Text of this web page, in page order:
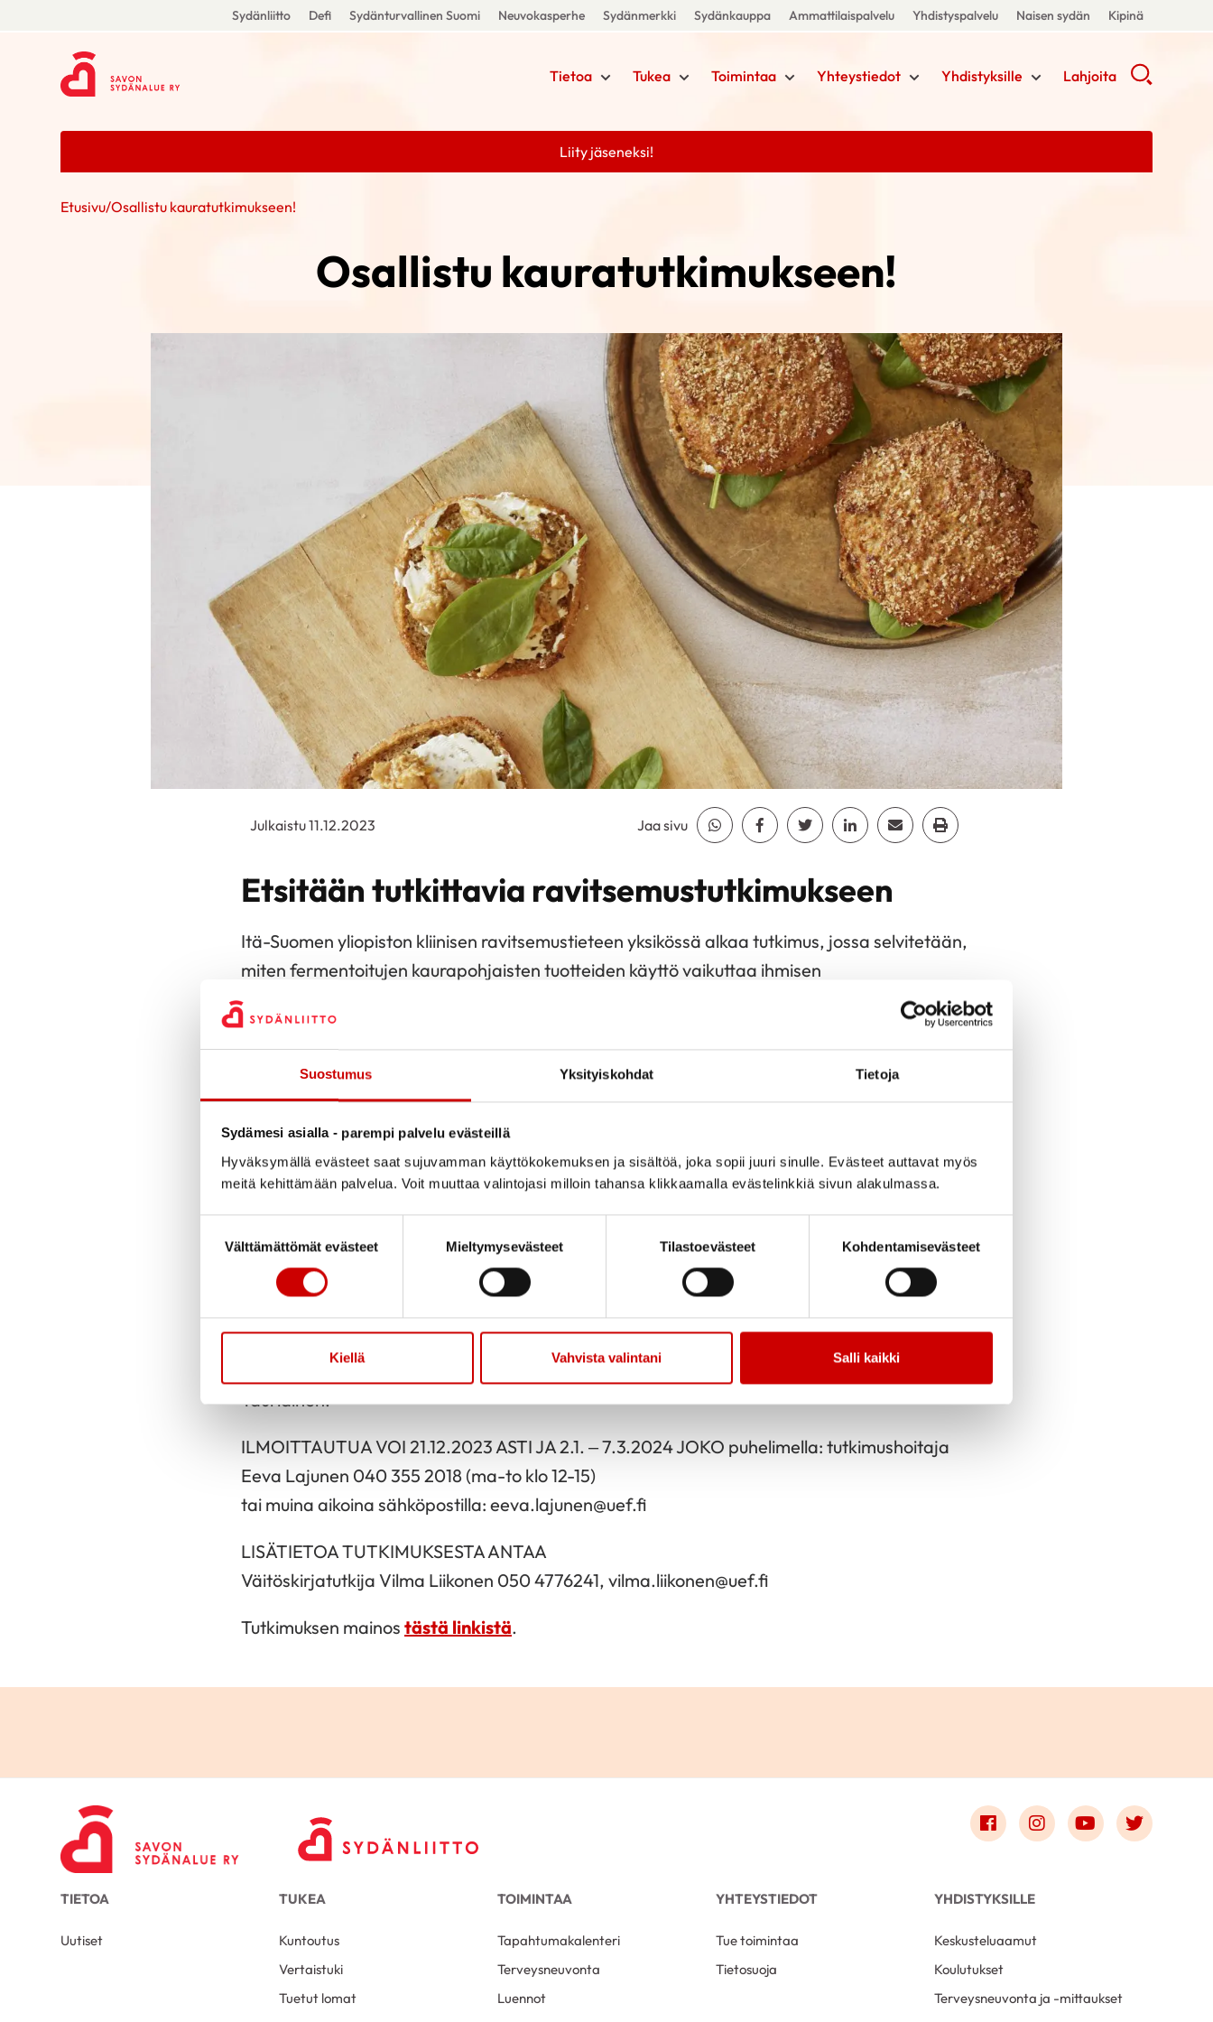
Suostumus Yksityiskohdat Tietoja
Sydämesi asialla - parempi palvelu evästeillä
Hyväksymällä evästeet saat sujuvamman käyttökokemuksen ja sisältöä, joka sopii juuri sinulle. Evästeet auttavat myös
meitä kehittämään palvelua. Voit muuttaa valintojasi milloin tahansa klikkaamalla evästelinkkiä sivun alakulmassa.
Välttämättömät evästeet
Mieltymysevästeet Tilastoevästeet Kohdentamisevästeet
Kiellä Vahvista valintani Salli kaikki
Sydänliitto Defi Sydänturvallinen Suomi Neuvokasperhe Sydänmerkki Sydänkauppa Ammattilaispalvelu Yhdistyspalvelu Naisen sydän Kipinä
Tietoa Tukea Toimintaa Yhteystiedot Yhdistyksille Lahjoita
Liity jäseneksi!
Etusivu/Osallistu kauratutkimukseen!
Osallistu kauratutkimukseen!
Julkaistu 11.12.2023 Jaa sivu Jaa Whatsapp
Jaa Facebook
Jaa TwitterJaa LinkedinJaa EmailJaa Print
Etsitään tutkittavia ravitsemustutkimukseen
Itä-Suomen yliopiston kliinisen ravitsemustieteen yksikössä alkaa tutkimus, jossa selvitetään,
miten fermentoitujen kaurapohjaisten tuotteiden käyttö vaikuttaa ihmisen
kokonaisvaltaiseen terveyteen ja suolistomikrobistoon.
Tutkimukseen sisältyy seulontamittaukset ja alkuhaastattelu (n. 30 min) ja neljä
tutkimuskäyntiä keväällä 2024 Kuopion kampuksella (Canthia-rakennus, Yliopistonrinne 3).
Tutkimuskäynnit ovat arkiaamuisin ja kestävät n. 1–1,5 tuntia. Niiden aikana otetaan
verinäytteitä ja täytetään kyselyitä. Tutkimuskäyntien välissä on kolme viikkoa, jolloin
syödään tutkimusruokavalion mukaisesti tai tavanomaista ruokavaliota. Tutkimuksen
lopussa annetaan palautetta tavanomaisesta ruokavaliostanne sekä
laboratoriomääritysten tulokset.
Etsimme tähän tutkimukseen 30–65-vuotiaita henkilöitä, jotka voivat sitoutua
tutkimusruokavalioihin kahden kolme viikkoa kestävän jakson ajaksi ja joilla on ylipainoa sekä
joko korkea kolesteroli, korkea verensokeri ja/tai korkea verenpaine.
Tutkimusta johtaa professori Marjukka Kolehmainen ja vastaavana lääkärinä toimii Milla
Tauriainen.
ILMOITTAUTUA VOI 21.12.2023 ASTI JA 2.1. – 7.3.2024 JOKO puhelimella: tutkimushoitaja
Eeva Lajunen 040 355 2018 (ma-to klo 12-15)
tai muina aikoina sähköpostilla: eeva.lajunen@uef.fi
LISÄTIETOA TUTKIMUKSESTA ANTAA
Väitöskirjatutkija Vilma Liikonen 050 4776241, vilma.liikonen@uef.fi
Tutkimuksen mainos tästä linkistä.
Link to facebook
Link to instagram
Link to youtube
Link to
TIETOA
Uutiset
TUKEA
Kuntoutus
Vertaistuki
Tuetut lomat
TOIMINTAA
Tapahtumakalenteri
Terveysneuvonta
Luennot
YHTEYSTIEDOT
Tue toimintaa
Tietosuoja
YHDISTYKSILLE
Keskusteluaamut
Koulutukset
Terveysneuvonta ja -mittaukset